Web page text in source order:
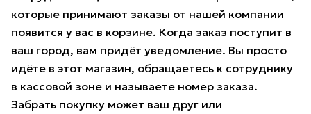
которые принимают заказы от нашей компании
появится у вас в корзине. Когда заказ поступит в
ваш город, вам придёт уведомление. Вы просто
идёте в этот магазин, обращаетесь к сотруднику
в кассовой зоне и называете номер заказа.
Забрать покупку может ваш друг или